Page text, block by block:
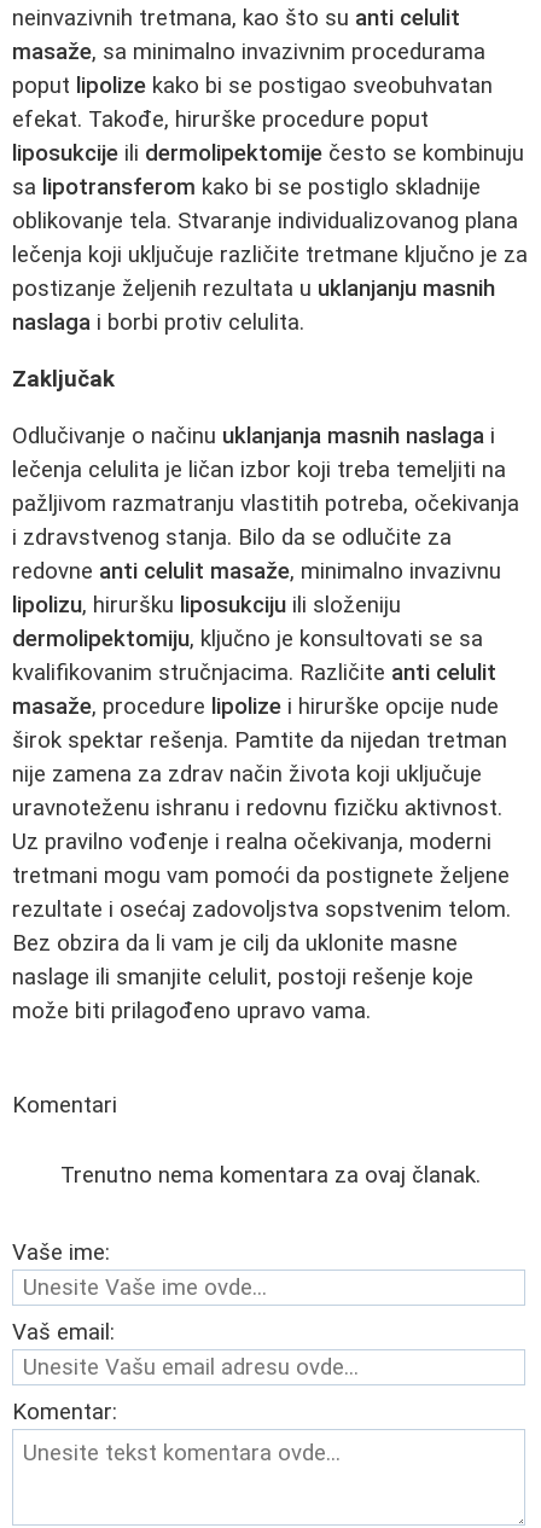
neinvazivnih tretmana, kao što su anti celulit
masaže, sa minimalno invazivnim procedurama
poput lipolize kako bi se postigao sveobuhvatan
efekat. Takođe, hirurške procedure poput
liposukcije ili dermolipektomije često se kombinuju
sa lipotransferom kako bi se postiglo skladnije
oblikovanje tela. Stvaranje individualizovanog plana
lečenja koji uključuje različite tretmane ključno je za
postizanje željenih rezultata u uklanjanju masnih
naslaga i borbi protiv celulita.
Zaključak
Odlučivanje o načinu uklanjanja masnih naslaga i
lečenja celulita je ličan izbor koji treba temeljiti na
pažljivom razmatranju vlastitih potreba, očekivanja
i zdravstvenog stanja. Bilo da se odlučite za
redovne anti celulit masaže, minimalno invazivnu
lipolizu, hiruršku liposukciju ili složeniju
dermolipektomiju, ključno je konsultovati se sa
kvalifikovanim stručnjacima. Različite anti celulit
masaže, procedure lipolize i hirurške opcije nude
širok spektar rešenja. Pamtite da nijedan tretman
nije zamena za zdrav način života koji uključuje
uravnoteženu ishranu i redovnu fizičku aktivnost.
Uz pravilno vođenje i realna očekivanja, moderni
tretmani mogu vam pomoći da postignete željene
rezultate i osećaj zadovoljstva sopstvenim telom.
Bez obzira da li vam je cilj da uklonite masne
naslage ili smanjite celulit, postoji rešenje koje
može biti prilagođeno upravo vama.
Komentari
Trenutno nema komentara za ovaj članak.
Vaše ime:
Vaš email:
Komentar: